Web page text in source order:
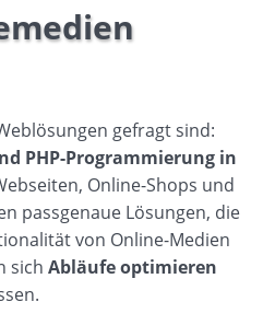
gefragt sind:
PHP-Programmierung in
Online-Shops und
passgenaue Lösungen, die
von Online-Medien
sichAbläufe optimieren